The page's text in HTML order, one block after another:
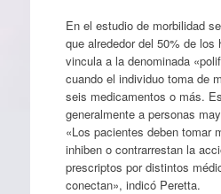
En el estudio de morbilidad
que alrededor del 50% de los
vincula a la denominada
cuando el individuo toma de
seis medicamentos o más.
generalmente a personas
«Los pacientes deben tomar
inhiben o contrarrestan la
prescriptos por distintos
conectan», indicó Peretta.